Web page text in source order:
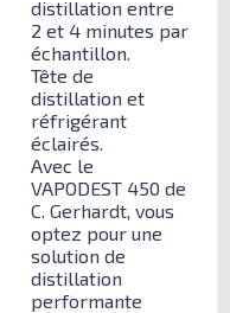
distillation entre
2 et 4 minutes par
échantillon.
Tête de
distillation et
réfrigérant
éclairés.
Avec le
VAPODEST 450 de
C. Gerhardt, vous
optez pour une
solution de
distillation
performante